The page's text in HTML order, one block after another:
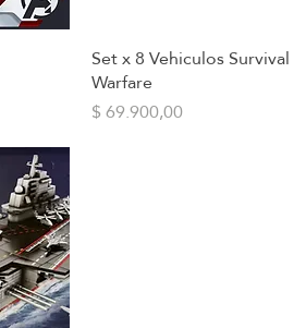
Vista rápida
Set x 8 Vehiculos Survival
Warfare
Precio
$ 69.900,00